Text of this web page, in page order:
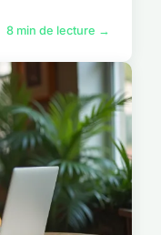
8 min de lecture →